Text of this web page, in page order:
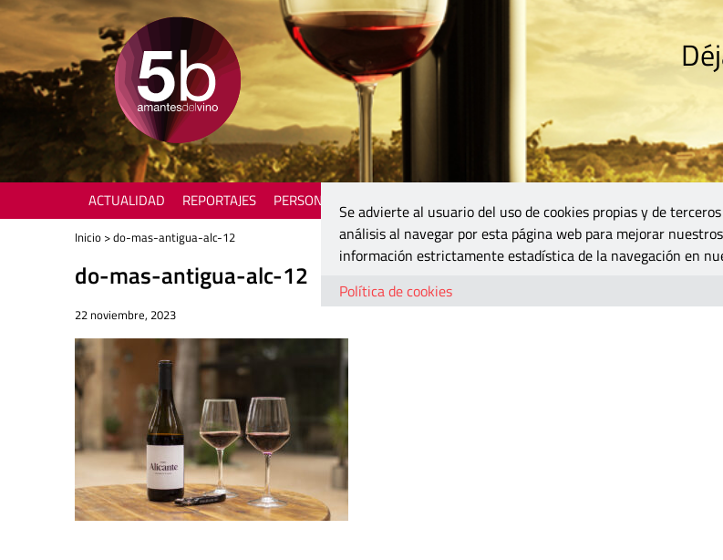
ACTUALIDAD REPORTAJES PERSONAJES
Inicio > do-mas-antigua-alc-12
do-mas-antigua-alc-12
22 noviembre, 2023
Se advierte al usuario del uso de cookies propias y de
análisis al navegar por esta página web para mejorar
información estrictamente estadística de la navegación en
Política de cookies